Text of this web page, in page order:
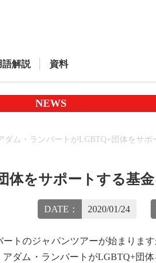
語解説 資料
NEWS
ダム・ランバートがLGBTQ+団体をサポ
体をサポートする基
DATE： 2020/01/24
トのジャパンツアーが始まります
ダム・ランバートがLGBTQ+団